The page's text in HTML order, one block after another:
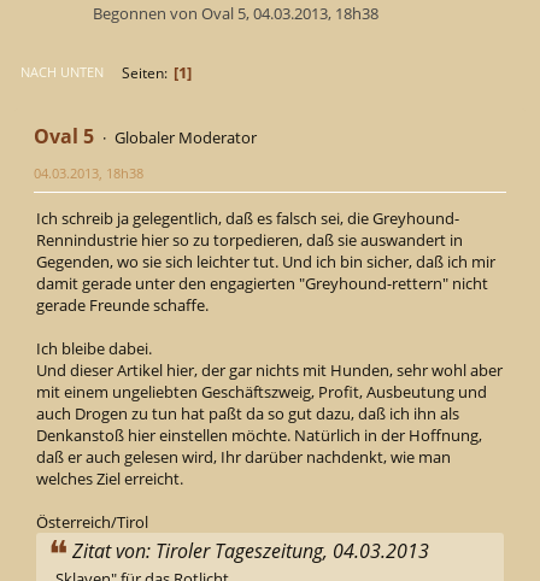
Begonnen von Oval 5, 04.03.2013, 18h38
NACH UNTEN Seiten 1
Oval 5 Globaler Moderator
04.03.2013, 18h38
Ich schreib ja gelegentlich, daß es falsch sei, die Greyhound-
Rennindustrie hier so zu torpedieren, daß sie auswandert in
Gegenden, wo sie sich leichter tut. Und ich bin sicher, daß ich mir
damit gerade unter den engagierten "Greyhound-rettern" nicht
gerade Freunde schaffe.
Ich bleibe dabei.
Und dieser Artikel hier, der gar nichts mit Hunden, sehr wohl aber
mit einem ungeliebten Geschäftszweig, Profit, Ausbeutung und
auch Drogen zu tun hat paßt da so gut dazu, daß ich ihn als
Denkanstoß hier einstellen möchte. Natürlich in der Hoffnung,
daß er auch gelesen wird, Ihr darüber nachdenkt, wie man
welches Ziel erreicht.
Österreich/Tirol
Zitat von: Tiroler Tageszeitung, 04.03.2013